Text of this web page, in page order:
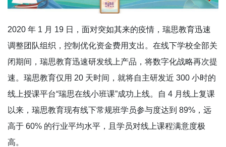
2020 年 1 月 19 日，面对突如其来的疫情，瑞思教育迅速
调整团队组织，控制优化资金费用支出。在线下学校全部关
闭期间，瑞思教育迅速研发线上产品，将数字化战略再次提
速。瑞思教育仅用 20 天时间，就将自主研发近 300 小时的
线上授课平台“瑞思在线小班课”成功上线。自 4 月线上复课
以来，瑞思教育现有线下常规班学员参与度达到 89%，远
高于 60% 的行业平均水平，且学员对线上课程满意度极
高。